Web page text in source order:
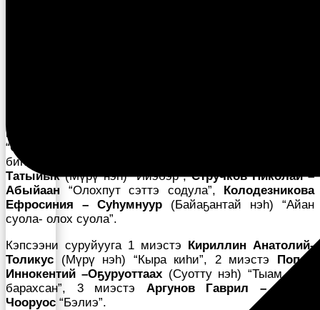
Наталья Егоровна
“Өтөхсүйэн турбатын төрөөбүт дьиэҕит”,
биһирэбилинэн бэлиэтэннилэр Т
Татыйык(Мүрү нэһ) “Ийэбэр”,Стручков Николай –
Абыйаан “Олохпут сэттэ содула”, Колодезникова
Ефросиния – Суһумнуур (Байаҕантай нэһ) “Айан
суола- олох суола”.
Кэпсээни суруйууга 1 миэстэ Кириллин Анатолий-
Толикус (Мүрү нэһ) “Кыра киһи”, 2 миэстэ Попов
Иннокентий –Оҕуруоттаах (Суотту нэһ) “Тыам сирэ
барахсан”, 3 миэстэ Аргунов Гаврил – Чобуо
Чооруос “Бэлиэ”.